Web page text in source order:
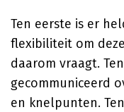
Ten eerste is er
flexibiliteit om
daarom vraagt.
gecommuniceerd
en knelpunten.